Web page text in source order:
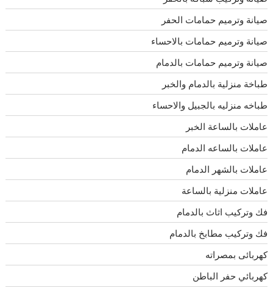
صيانة وترميم حمامات الحفر
صيانة وترميم حمامات بالاحساء
صيانة وترميم حمامات بالدمام
طباخة منزلية بالدمام والخبر
طباخه منزليه بالجبيل والاحساء
عاملات بالساعة الخبر
عاملات بالساعه الدمام
عاملات بالشهر الدمام
عاملات منزلية بالساعة
فك وتركيب اثاث بالدمام
فك وتركيب مطابخ بالدمام
كهربائى بمصراته
كهربائي حفر الباطن